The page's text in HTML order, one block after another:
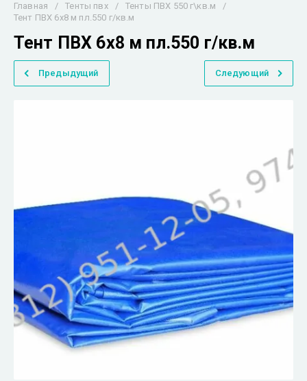
Главная / Тенты пвх / Тенты ПВХ 550 г\кв.м
/
Тент ПВХ 6х8 м пл.550 г/кв.м
Тент ПВХ 6х8 м пл.550 г/кв.м
Предыдущий Следующий